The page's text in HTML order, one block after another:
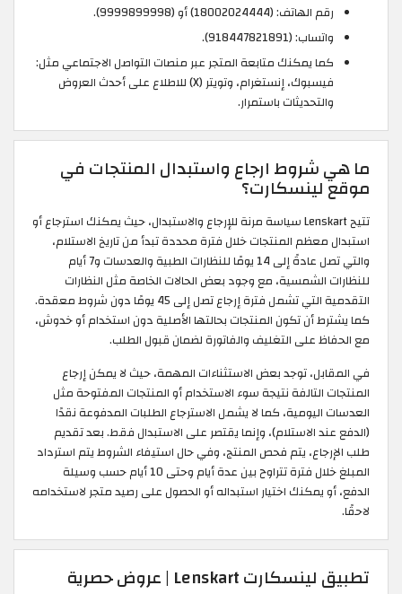
رقم الهاتف: (18002024444) أو (9999899998).
واتساب: (918447821891).
كما يمكنك متابعة المتجر عبر منصات التواصل الاجتماعي مثل:
فيسبوك، إنستغرام، وتويتر (X) للاطلاع على أحدث العروض
والتحديثات باستمرار.
ما هي شروط ارجاع واستبدال المنتجات في
موقع لينسكارت؟
تتيح Lenskart سياسة مرنة للإرجاع والاستبدال، حيث يمكنك استرجاع أو
استبدال معظم المنتجات خلال فترة محددة تبدأ من تاريخ الاستلام،
والتي تصل عادةً إلى 14 يومًا للنظارات الطبية والعدسات و7 أيام
للنظارات الشمسية، مع وجود بعض الحالات الخاصة مثل النظارات
التقدمية التي تشمل فترة إرجاع تصل إلى 45 يومًا دون شروط معقدة.
كما يشترط أن تكون المنتجات بحالتها الأصلية دون استخدام أو خدوش،
مع الحفاظ على التغليف والفاتورة لضمان قبول الطلب.
في المقابل، توجد بعض الاستثناءات المهمة، حيث لا يمكن إرجاع
المنتجات التالفة نتيجة سوء الاستخدام أو المنتجات المفتوحة مثل
العدسات اليومية، كما لا يشمل الاسترجاع الطلبات المدفوعة نقدًا
(الدفع عند الاستلام)، وإنما يقتصر على الاستبدال فقط. بعد تقديم
طلب الإرجاع، يتم فحص المنتج، وفي حال استيفاء الشروط يتم استرداد
المبلغ خلال فترة تتراوح بين عدة أيام وحتى 10 أيام حسب وسيلة
الدفع، أو يمكنك اختيار استبداله أو الحصول على رصيد متجر لاستخدامه
لاحقًا.
تطبيق لينسكارت Lenskart | عروض حصرية